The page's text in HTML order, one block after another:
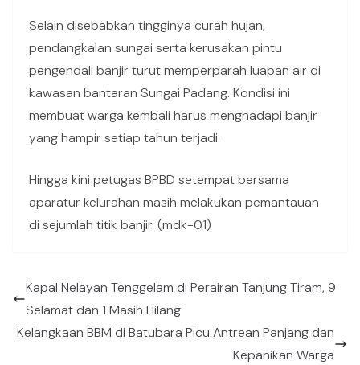
Selain disebabkan tingginya curah hujan,
pendangkalan sungai serta kerusakan pintu
pengendali banjir turut memperparah luapan air di
kawasan bantaran Sungai Padang. Kondisi ini
membuat warga kembali harus menghadapi banjir
yang hampir setiap tahun terjadi.
Hingga kini petugas BPBD setempat bersama
aparatur kelurahan masih melakukan pemantauan
di sejumlah titik banjir. (mdk-01)
Kapal Nelayan Tenggelam di Perairan Tanjung Tiram, 9
Selamat dan 1 Masih Hilang
Kelangkaan BBM di Batubara Picu Antrean Panjang dan
Kepanikan Warga